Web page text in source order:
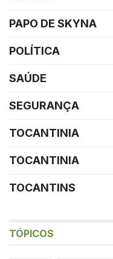
PAPO DE SKYNA
POLÍTICA
SAÚDE
SEGURANÇA
TOCANTINIA
TOCANTINIA
TOCANTINS
TÓPICOS